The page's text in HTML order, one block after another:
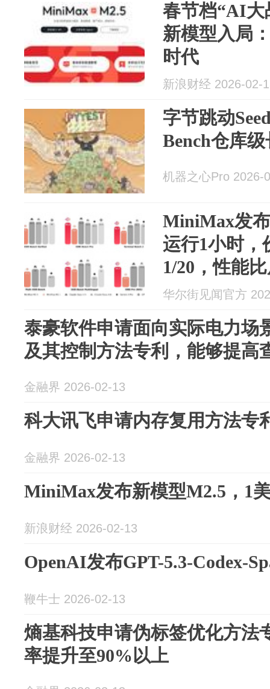
春节档“AI大
新模型入局
时代
新浪财经 2026-02-
字节跳动
Bench仓库
机器之心Pro 2026-
MiniMax发
运行1小时，
1/20，性能
华尔街见闻官方
泰豪软件申请面向实际电力场
及其控制方法专利，能够提高
金融界 2026-02-13
科大讯飞申请内存复用方法专
金融界 2026-02-13
MiniMax发布新模型M2.5，1
新浪财经 2026-02-13
OpenAI发布GPT-5.3-Codex-
鞭牛士 2026-02-13
熵基科技申请伪标签优化方法
率提升至90%以上